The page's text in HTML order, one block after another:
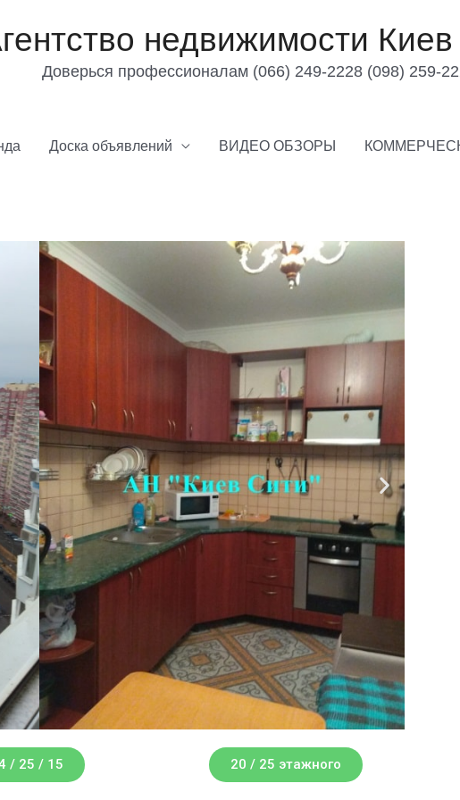
недвижимости
Доверься профессионалам (066) 249-2228 (098) 259-
Доска объявлений ВИДЕО ОБЗОРЫ
Д
а
л
е
е
/ 25 / 15 20 / 25 этажного